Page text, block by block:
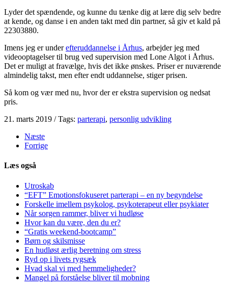
Lyder det spændende, og kunne du tænke dig at lære dig selv bedre
at kende, og danse i en anden takt med din partner, så giv et kald på
22303880.
Imens jeg er underefteruddannelse i Århus, arbejder jeg med
videooptagelser til brug ved supervision med Lone Algot i Århus.
Det er muligt at fravælge, hvis det ikke ønskes. Priser er nuværende
almindelig takst, men efter endt uddannelse, stiger prisen.
Så kom og vær med nu, hvor der er ekstra supervision og nedsat
pris.
21. marts 2019 / Tags: parterapi, personlig udvikling
Næste
Forrige
Læs også
Utroskab
“EFT” Emotionsfokuseret parterapi – en ny begyndelse
Forskelle imellem psykolog, psykoterapeut eller psykiater
Når sorgen rammer, bliver vi hudløse
Hvor kan du være, den du er?
“Gratis weekend-bootcamp”
Børn og skilsmisse
En hudløst ærlig beretning om stress
Ryd op i livets rygsæk
Hvad skal vi med hemmeligheder?
Mangel på forståelse bliver til mobning